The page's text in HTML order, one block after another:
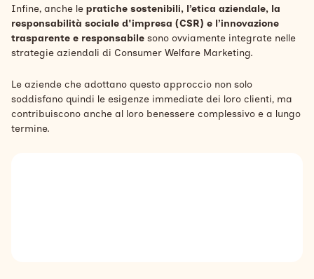
Infine, anche le pratiche sostenibili, l’etica aziendale, la
responsabilità sociale d'impresa (CSR) e l’innovazione
trasparente e responsabile sono ovviamente integrate nelle
strategie aziendali di Consumer Welfare Marketing.
Le aziende che adottano questo approccio non solo
soddisfano quindi le esigenze immediate dei loro clienti, ma
contribuiscono anche al loro benessere complessivo e a lungo
termine.